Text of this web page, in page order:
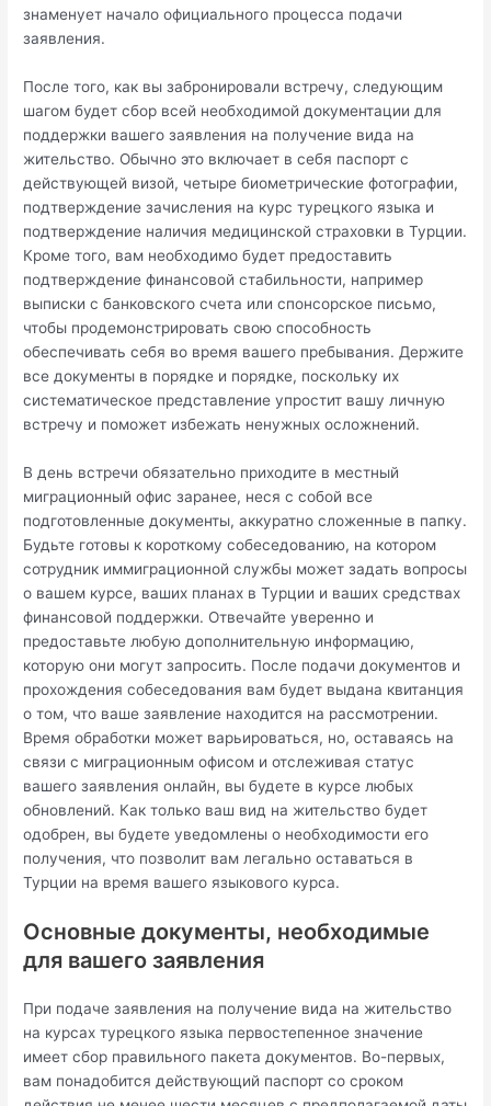
знаменует начало официального процесса подачи
заявления.
После того, как вы забронировали встречу, следующим
шагом будет сбор всей необходимой документации для
поддержки вашего заявления на получение вида на
жительство. Обычно это включает в себя паспорт с
действующей визой, четыре биометрические фотографии,
подтверждение зачисления на курс турецкого языка и
подтверждение наличия медицинской страховки в Турции.
Кроме того, вам необходимо будет предоставить
подтверждение финансовой стабильности, например
выписки с банковского счета или спонсорское письмо,
чтобы продемонстрировать свою способность
обеспечивать себя во время вашего пребывания. Держите
все документы в порядке и порядке, поскольку их
систематическое представление упростит вашу личную
встречу и поможет избежать ненужных осложнений.
В день встречи обязательно приходите в местный
миграционный офис заранее, неся с собой все
подготовленные документы, аккуратно сложенные в папку.
Будьте готовы к короткому собеседованию, на котором
сотрудник иммиграционной службы может задать вопросы
о вашем курсе, ваших планах в Турции и ваших средствах
финансовой поддержки. Отвечайте уверенно и
предоставьте любую дополнительную информацию,
которую они могут запросить. После подачи документов и
прохождения собеседования вам будет выдана квитанция
о том, что ваше заявление находится на рассмотрении.
Время обработки может варьироваться, но, оставаясь на
связи с миграционным офисом и отслеживая статус
вашего заявления онлайн, вы будете в курсе любых
обновлений. Как только ваш вид на жительство будет
одобрен, вы будете уведомлены о необходимости его
получения, что позволит вам легально оставаться в
Турции на время вашего языкового курса.
Основные документы, необходимые
для вашего заявления
При подаче заявления на получение вида на жительство
на курсах турецкого языка первостепенное значение
имеет сбор правильного пакета документов. Во-первых,
вам понадобится действующий паспорт со сроком